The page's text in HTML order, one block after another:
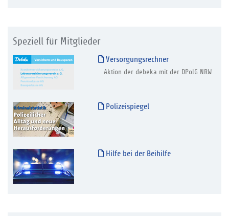
Speziell für Mitglieder
Versorgungsrechner
Aktion der debeka mit der DPolG NRW
Polizeispiegel
Hilfe bei der Beihilfe